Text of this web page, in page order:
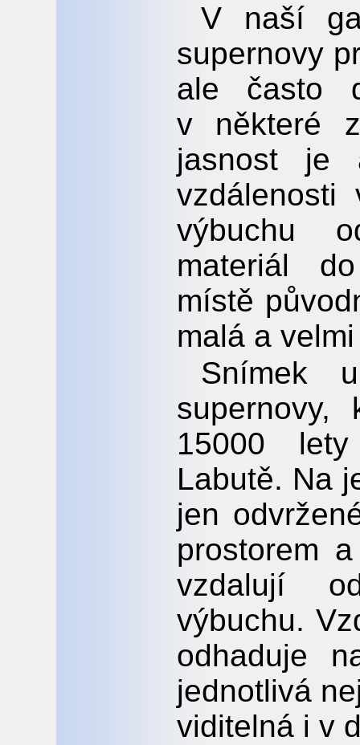
V naší
supernovy
ale často
v některé
jasnost je
vzdálenosti
výbuchu
materiál
místě
malá a
Snímek
15000
Labutě. Na
jen
prostorem
vzdalují
výbuchu.
odhaduje
jednotlivá
viditelná i v